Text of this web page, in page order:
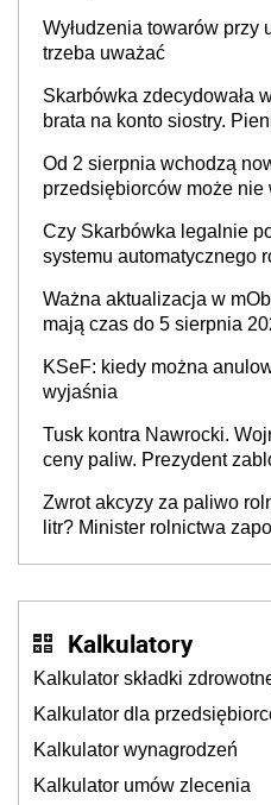
Wyłudzenia towarów przy
trzeba uważać
Skarbówka zdecydowała
brata na konto siostry.
będzie
Od 2 sierpnia wchodzą
przedsiębiorców może nie
Czy Skarbówka legalnie
systemu automatycznego
Ważna aktualizacja w
mają czas do 5 sierpnia
KSeF: kiedy można
wyjaśnia
Tusk kontra Nawrocki.
ceny paliw. Prezydent
kierowców”
Zwrot akcyzy za paliwo
litr? Minister rolnictwa
Kalkulatory
Kalkulator składki
Kalkulator dla
Kalkulator wynagrodzeń
Kalkulator umów zlecenia